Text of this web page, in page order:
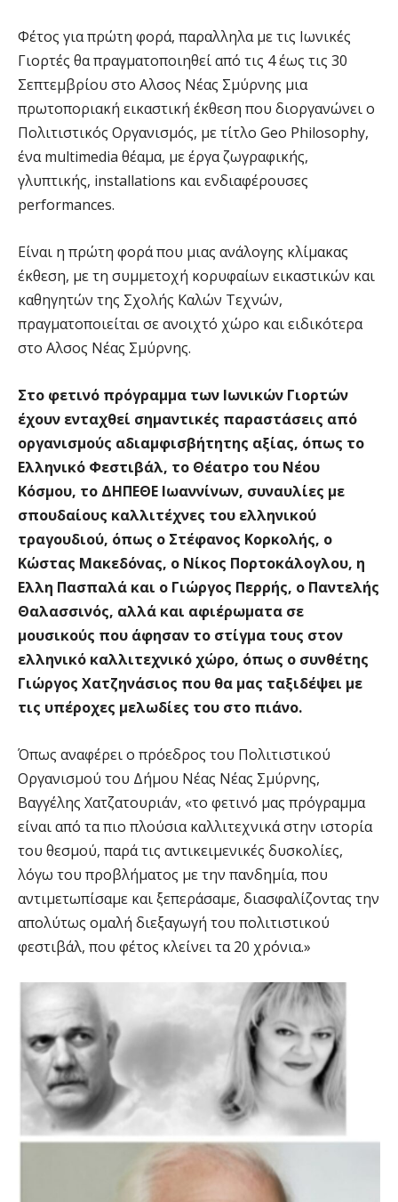
Φέτος για πρώτη φορά, παραλληλα με τις Ιωνικές
Γιορτές θα πραγματοποιηθεί από τις 4 έως τις 30
Σεπτεμβρίου στο Αλσος Νέας Σμύρνης μια
πρωτοποριακή εικαστική έκθεση που διοργανώνει ο
Πολιτιστικός Οργανισμός, με τίτλο Geo Philosophy,
ένα multimedia θέαμα, με έργα ζωγραφικής,
γλυπτικής, installations και ενδιαφέρουσες
performances.
Είναι η πρώτη φορά που μιας ανάλογης κλίμακας
έκθεση, με τη συμμετοχή κορυφαίων εικαστικών και
καθηγητών της Σχολής Καλών Τεχνών,
πραγματοποιείται σε ανοιχτό χώρο και ειδικότερα
στο Αλσος Νέας Σμύρνης.
Στο φετινό πρόγραμμα των Ιωνικών Γιορτών
έχουν ενταχθεί σημαντικές παραστάσεις από
οργανισμούς αδιαμφισβήτητης αξίας, όπως το
Ελληνικό Φεστιβάλ, το Θέατρο του Νέου
Κόσμου, το ΔΗΠΕΘΕ Ιωαννίνων, συναυλίες με
σπουδαίους καλλιτέχνες του ελληνικού
τραγουδιού, όπως ο Στέφανος Κορκολής, ο
Κώστας Μακεδόνας, ο Νίκος Πορτοκάλογλου, η
Ελλη Πασπαλά και ο Γιώργος Περρής, ο Παντελής
Θαλασσινός, αλλά και αφιέρωματα σε
μουσικούς που άφησαν το στίγμα τους στον
ελληνικό καλλιτεχνικό χώρο, όπως ο συνθέτης
Γιώργος Χατζηνάσιος που θα μας ταξιδέψει με
τις υπέροχες μελωδίες του στο πιάνο.
Όπως αναφέρει ο πρόεδρος του Πολιτιστικού
Οργανισμού του Δήμου Νέας Νέας Σμύρνης,
Βαγγέλης Χατζατουριάν, «το φετινό μας πρόγραμμα
είναι από τα πιο πλούσια καλλιτεχνικά στην ιστορία
του θεσμού, παρά τις αντικειμενικές δυσκολίες,
λόγω του προβλήματος με την πανδημία, που
αντιμετωπίσαμε και ξεπεράσαμε, διασφαλίζοντας την
απολύτως ομαλή διεξαγωγή του πολιτιστικού
φεστιβάλ, που φέτος κλείνει τα 20 χρόνια.»